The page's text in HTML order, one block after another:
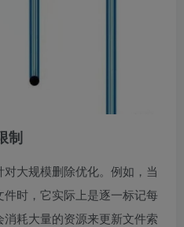
制
大规模删除优化。例如，当
时，它实际上是逐一标记每
耗大量的资源来更新文件索